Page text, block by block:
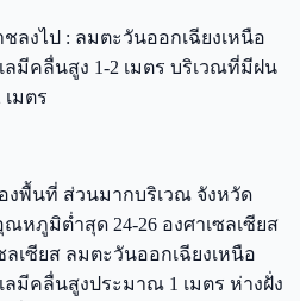
ลงไป : ลมตะวันออกเฉียงเหนือ
ลมีคลื่นสูง 1-2 เมตร บริเวณที่มีฝน
มตร
งพื้นที่ ส่วนมากบริเวณ จังหวัด
หภูมิต่ำสุด 24-26 องศาเซลเซียส
เซียส ลมตะวันออกเฉียงเหนือ
ลมีคลื่นสูงประมาณ 1 เมตร ห่างฝั่ง